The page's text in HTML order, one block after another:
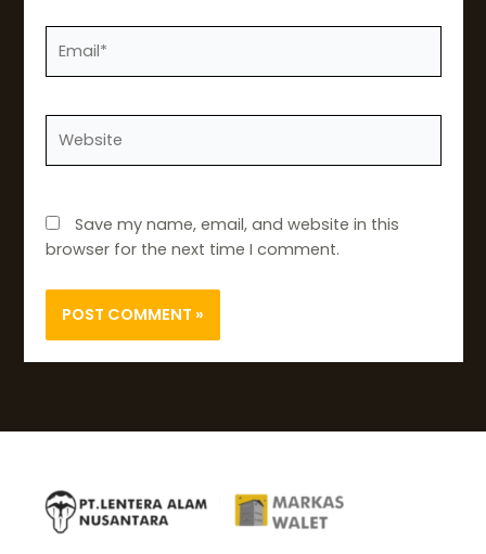
Save my name, email, and website in this
browser for the next time I comment.